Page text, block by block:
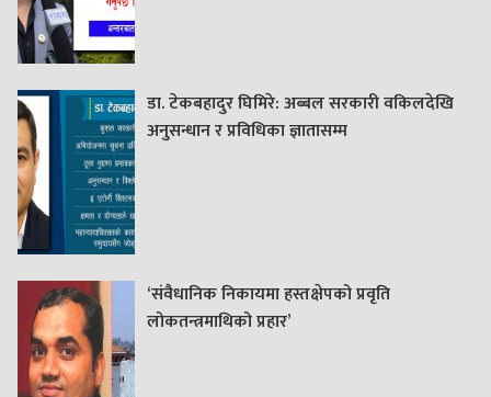
डा. टेकबहादुर घिमिरे: अब्बल सरकारी वकिलदेखि
अनुसन्धान र प्रविधिका ज्ञातासम्म
‘संवैधानिक निकायमा हस्तक्षेपको प्रवृति
लोकतन्त्रमाथिको प्रहार’